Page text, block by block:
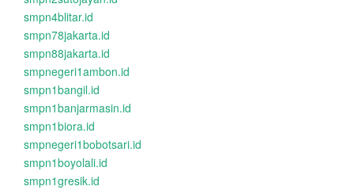
smpn4blitar.id
smpn78jakarta.id
smpn88jakarta.id
smpnegeri1ambon.id
smpn1bangil.id
smpn1banjarmasin.id
smpn1biora.id
smpnegeri1bobotsari.id
smpn1boyolali.id
smpn1gresik.id